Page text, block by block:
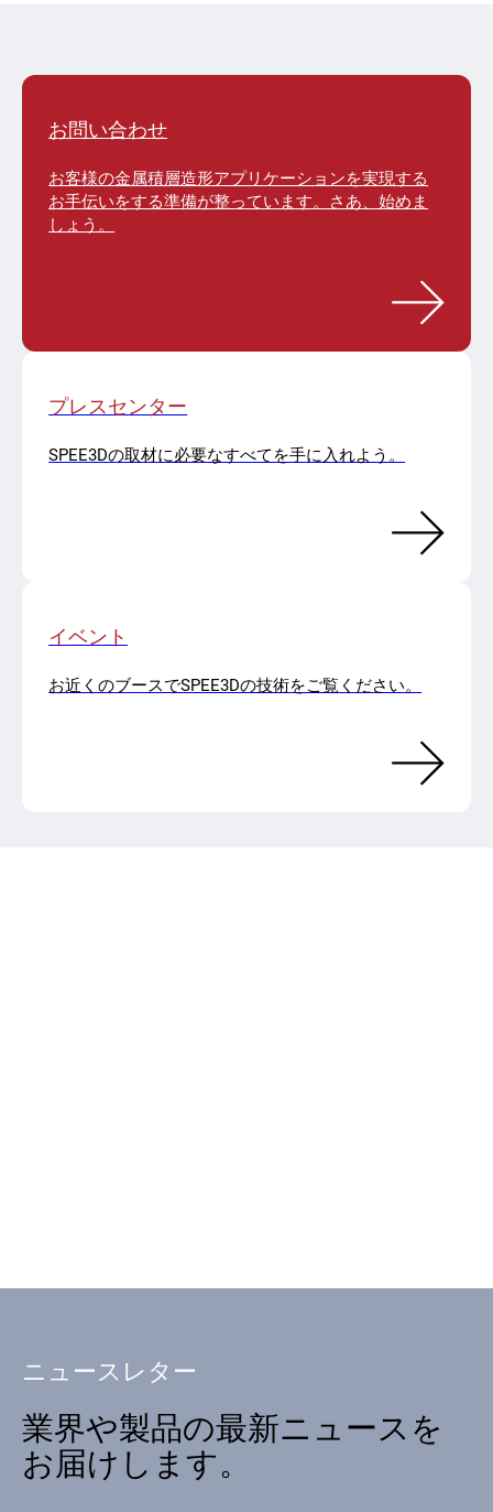
お問い合わせ
お客様の金属積層造形アプリケーションを実現する
お手伝いをする準備が整っています。さあ、始めま
しょう。
プレスセンター
SPEE3Dの取材に必要なすべてを手に入れよう。
イベント
お近くのブースでSPEE3Dの技術をご覧ください。
ニュースレター
業界や製品の最新ニュースを
お届けします。